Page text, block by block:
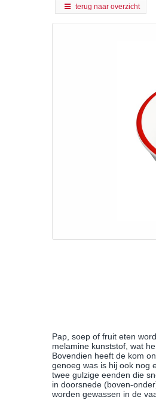
terug naar overzicht
Pap, soep of fruit eten
melamine kunststof, wat
Bovendien heeft de kom
genoeg was is hij ook nog
twee gulzige eenden die
in doorsnede (boven-
worden gewassen in de